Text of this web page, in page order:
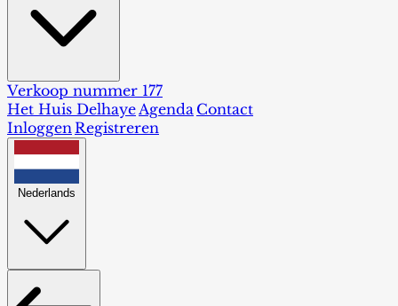
Verkoop nummer 177
Het Huis DelhayeAgenda Contact
InloggenRegistreren
Nederlands